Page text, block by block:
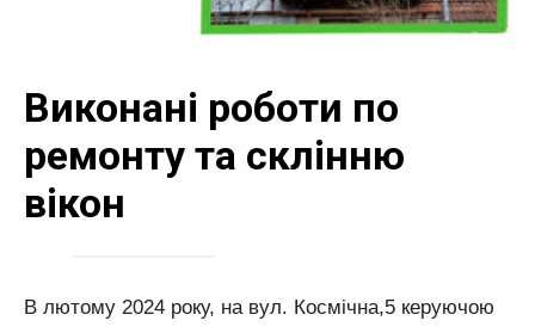
Виконані роботи по
ремонту та склінню
вікон
В лютому 2024 року, на вул. Космічна,5 керуючою